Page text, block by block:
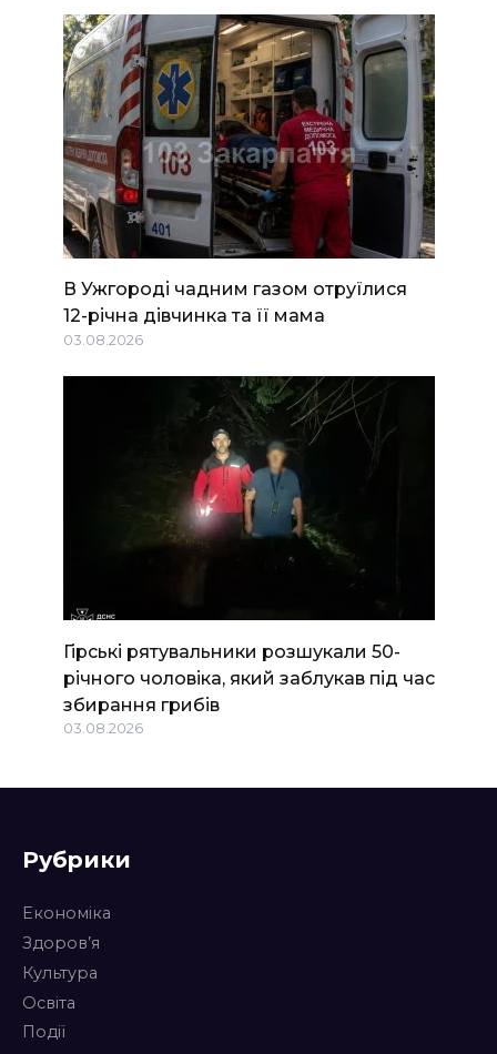
В Ужгороді чадним газом отруїлися
12-річна дівчинка та її мама
03.08.2026
Гірські рятувальники розшукали 50-
річного чоловіка, який заблукав під час
збирання грибів
03.08.2026
Рубрики
Економіка
Здоров’я
Культура
Освіта
Події